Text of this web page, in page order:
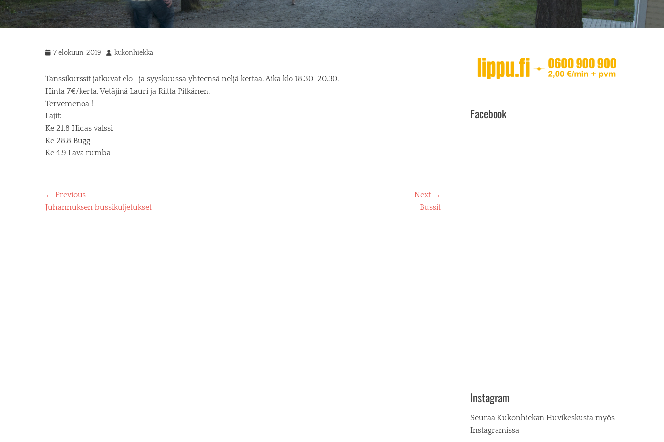
P
s
e
d
o
n
7 elokuun, 2019
A
o
kukonhiekka
Tanssikurssit jatkuvat elo- ja syyskuussa yhteensä neljä kertaa. Aika klo 18.30-20.30.
Hinta 7€/kerta. Vetäjinä Lauri ja Riitta Pitkänen.
Tervemenoa !
Lajit:
Ke 21.8 Hidas valssi
Ke 28.8 Bugg
Ke 4.9 Lava rumba
Artikkelien
selaus
← Previous
Previous
Juhannuksen bussikuljetukset
Next →
Bussit
Facebook
Instagram
Seuraa Kukonhiekan Huvikeskusta myös
Instagramissa